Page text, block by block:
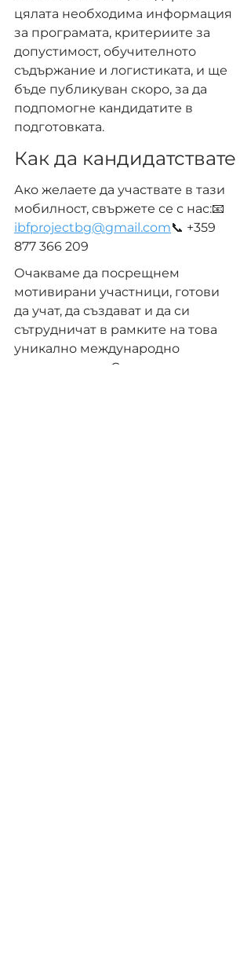
цялата необходима информация
за програмата, критериите за
допустимост, обучителното
съдържание и логистиката, и ще
бъде публикуван скоро, за да
подпомогне кандидатите в
подготовката.
Как да кандидатствате
Ако желаете да участвате в тази
мобилност, свържете се с нас:📧
ibfprojectbg@gmail.com📞 +359
877 366 209
Очакваме да посрещнем
мотивирани участници, готови
да учат, да създават и да си
сътрудничат в рамките на това
уникално международно
преживяване. Следете за още